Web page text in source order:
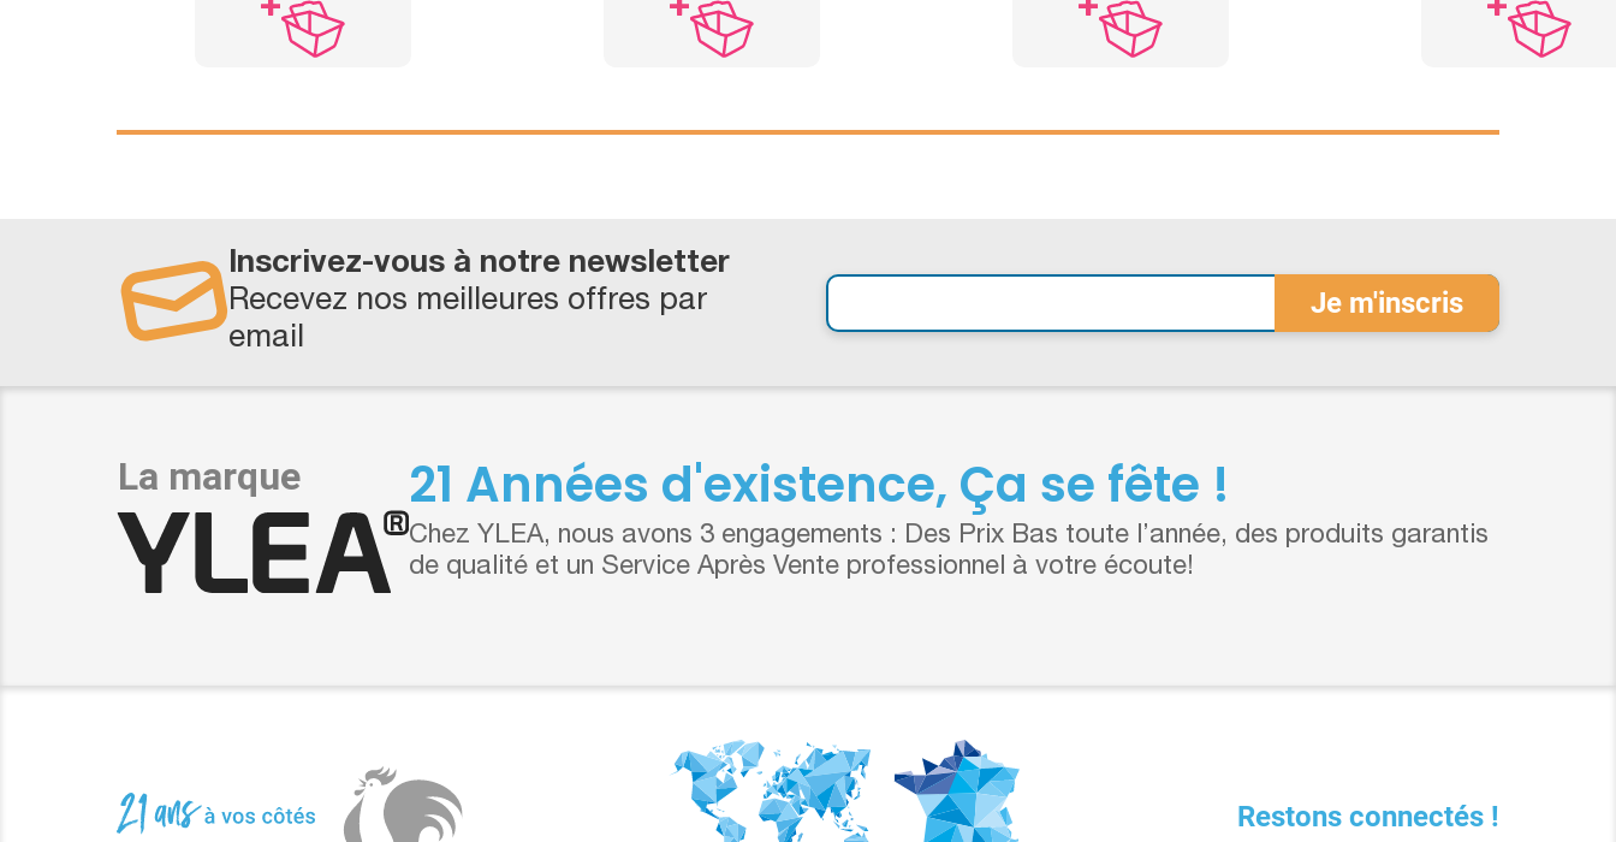
Inscrivez-vous à notre newsletter
Recevez nos meilleures offres par
email
21 Années d'existence, Ça se fête !
Chez YLEA, nous avons 3 engagements : Des Prix Bas toute l’année, des produits garantis
de qualité et un Service Après Vente professionnel à votre écoute!
Restons connectés !